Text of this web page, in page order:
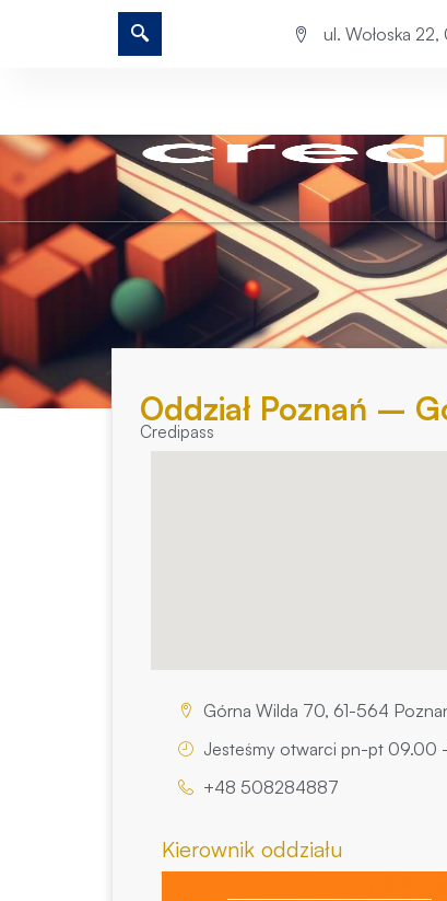
ul. Wołoska
Oddział Poznań –
Credipass
Górna Wilda 70, 61-564
Jesteśmy otwarci pn-pt 09.00
+48 508284887
Kierownik oddziału